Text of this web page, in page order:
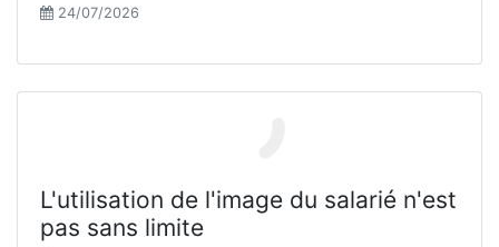
24/07/2026
L'utilisation de l'image du salarié n'est
pas sans limite